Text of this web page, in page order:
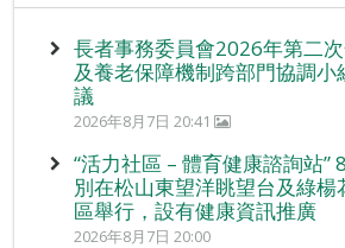
長者事務委員會2026年第二
及養老保障機制跨部門協調小
議
2026年8月7日 20:41
“活力社區 – 體育健康諮詢站”
別在松山東望洋眺望台及綠楊
區舉行，設有健康資訊推廣
2026年8月7日 20:00